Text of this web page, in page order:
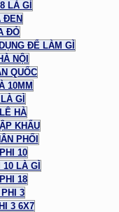
LÀ GÌ
ĐEN
ĐỎ
ĐỂ LÀM GÌ
NỘI
QUỐC
10MM
GÌ
HÀ
KHẨU
PHỐI
10
10 LÀ GÌ
18
3
3 6X7